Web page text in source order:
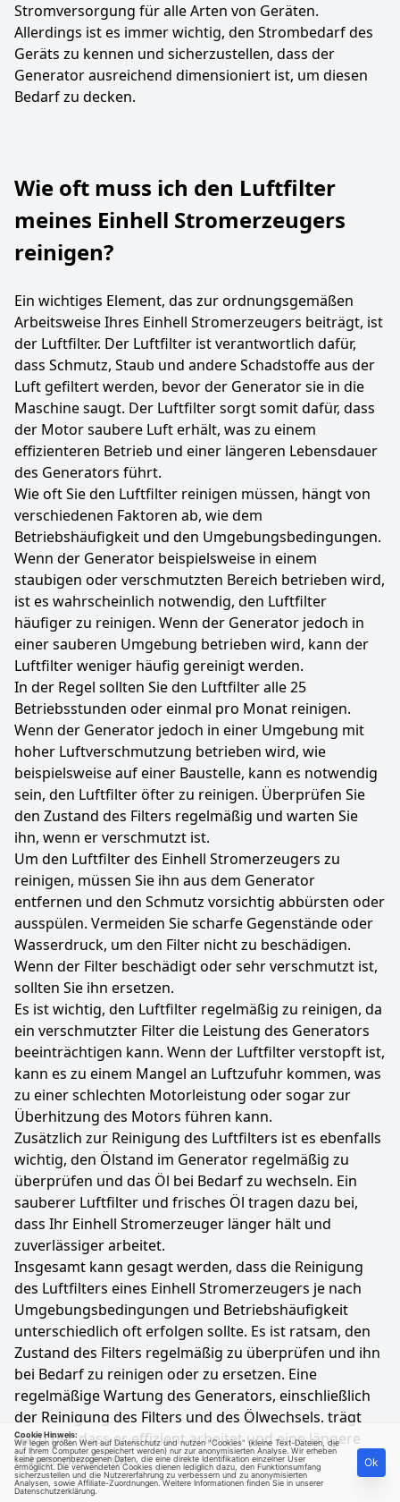
Stromversorgung für alle Arten von Geräten.
Allerdings ist es immer wichtig, den Strombedarf des
Geräts zu kennen und sicherzustellen, dass der
Generator ausreichend dimensioniert ist, um diesen
Bedarf zu decken.
Wie oft muss ich den Luftfilter
meines Einhell Stromerzeugers
reinigen?
Ein wichtiges Element, das zur ordnungsgemäßen
Arbeitsweise Ihres Einhell Stromerzeugers beiträgt, ist
der Luftfilter. Der Luftfilter ist verantwortlich dafür,
dass Schmutz, Staub und andere Schadstoffe aus der
Luft gefiltert werden, bevor der Generator sie in die
Maschine saugt. Der Luftfilter sorgt somit dafür, dass
der Motor saubere Luft erhält, was zu einem
effizienteren Betrieb und einer längeren Lebensdauer
des Generators führt.
Wie oft Sie den Luftfilter reinigen müssen, hängt von
verschiedenen Faktoren ab, wie dem
Betriebshäufigkeit und den Umgebungsbedingungen.
Wenn der Generator beispielsweise in einem
staubigen oder verschmutzten Bereich betrieben wird,
ist es wahrscheinlich notwendig, den Luftfilter
häufiger zu reinigen. Wenn der Generator jedoch in
einer sauberen Umgebung betrieben wird, kann der
Luftfilter weniger häufig gereinigt werden.
In der Regel sollten Sie den Luftfilter alle 25
Betriebsstunden oder einmal pro Monat reinigen.
Wenn der Generator jedoch in einer Umgebung mit
hoher Luftverschmutzung betrieben wird, wie
beispielsweise auf einer Baustelle, kann es notwendig
sein, den Luftfilter öfter zu reinigen. Überprüfen Sie
den Zustand des Filters regelmäßig und warten Sie
ihn, wenn er verschmutzt ist.
Um den Luftfilter des Einhell Stromerzeugers zu
reinigen, müssen Sie ihn aus dem Generator
entfernen und den Schmutz vorsichtig abbürsten oder
ausspülen. Vermeiden Sie scharfe Gegenstände oder
Wasserdruck, um den Filter nicht zu beschädigen.
Wenn der Filter beschädigt oder sehr verschmutzt ist,
sollten Sie ihn ersetzen.
Es ist wichtig, den Luftfilter regelmäßig zu reinigen, da
ein verschmutzter Filter die Leistung des Generators
beeinträchtigen kann. Wenn der Luftfilter verstopft ist,
kann es zu einem Mangel an Luftzufuhr kommen, was
zu einer schlechten Motorleistung oder sogar zur
Überhitzung des Motors führen kann.
Zusätzlich zur Reinigung des Luftfilters ist es ebenfalls
wichtig, den Ölstand im Generator regelmäßig zu
überprüfen und das Öl bei Bedarf zu wechseln. Ein
sauberer Luftfilter und frisches Öl tragen dazu bei,
dass Ihr Einhell Stromerzeuger länger hält und
zuverlässiger arbeitet.
Insgesamt kann gesagt werden, dass die Reinigung
des Luftfilters eines Einhell Stromerzeugers je nach
Umgebungsbedingungen und Betriebshäufigkeit
unterschiedlich oft erfolgen sollte. Es ist ratsam, den
Zustand des Filters regelmäßig zu überprüfen und ihn
bei Bedarf zu reinigen oder zu ersetzen. Eine
regelmäßige Wartung des Generators, einschließlich
der Reinigung des Filters und des Ölwechsels, trägt
dazu bei, dass er effizient arbeitet und eine längere
Lebensdauer hat.
Cookie Hinweis:
Wir legen großen Wert auf Datenschutz und nutzen "Cookies" (kleine Text-Dateien, die
auf Ihrem Computer gespeichert werden) nur zur anonymisierten Analyse. Wir erheben
keine personenbezogenen Daten, die eine direkte Identifikation einzelner User
ermöglicht. Die verwendeten Cookies dienen lediglich dazu, den Funktionsumfang
sicherzustellen und die Nutzererfahrung zu verbessern und zu anonymisierten
Analysen, sowie Affiliate-Zuordnungen. Weitere Informationen finden Sie in unserer
Datenschutzerklärung
Ok